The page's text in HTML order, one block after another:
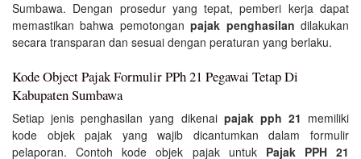
Sumbawa. Dengan prosedur yang tepat, pemberi kerja dapat
memastikan bahwa pemotonganpajak penghasilan dilakukan
secara transparan dan sesuai dengan peraturan yang berlaku.
Kode Object Pajak Formulir PPh 21 Pegawai Tetap Di
Kabupaten Sumbawa
Setiap jenis penghasilan yang dikenai pajak pph 21 memiliki
kode objek pajak yang wajib dicantumkan dalam formulir
pelaporan. Contoh kode objek pajak untuk Pajak PPH 21